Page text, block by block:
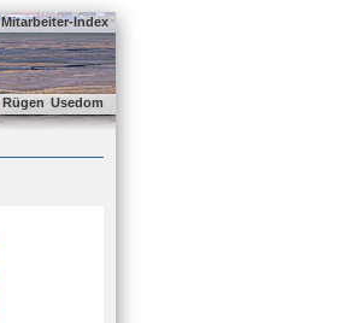
Mitarbeiter-Index
Rügen Usedom